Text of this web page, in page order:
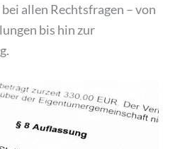
allen Rechtsfragen – von
bis hin zur